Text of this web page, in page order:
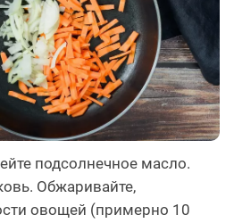
подсолнечное масло.
Обжаривайте,
овощей (примерно 10